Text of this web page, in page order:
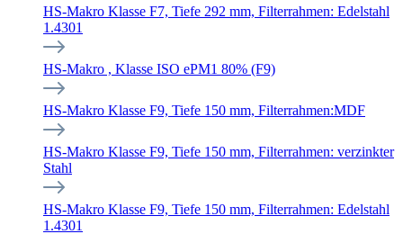
HS-Makro Klasse F7, Tiefe 292 mm, Filterrahmen: Edelstahl
1.4301
HS-Makro , Klasse ISO ePM1 80% (F9)
HS-Makro Klasse F9, Tiefe 150 mm, Filterrahmen:MDF
HS-Makro Klasse F9, Tiefe 150 mm, Filterrahmen: verzinkter
Stahl
HS-Makro Klasse F9, Tiefe 150 mm, Filterrahmen: Edelstahl
1.4301